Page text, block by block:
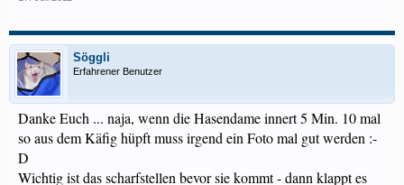
Söggli
Erfahrener Benutzer
Danke Euch ... naja, wenn die Hasendame innert 5 Min. 10 mal
so aus dem Käfig hüpft muss irgend ein Foto mal gut werden :-
D
Wichtig ist das scharfstellen bevor sie kommt - dann klappt es